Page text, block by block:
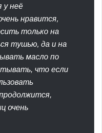
у неё
нравится,
только на
тушью, да и на
масло по
что если
очень